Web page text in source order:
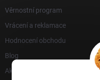
Věrnostní program
Vrácení a reklamace
Hodnocení obchodu
Blog
Akce a novinky